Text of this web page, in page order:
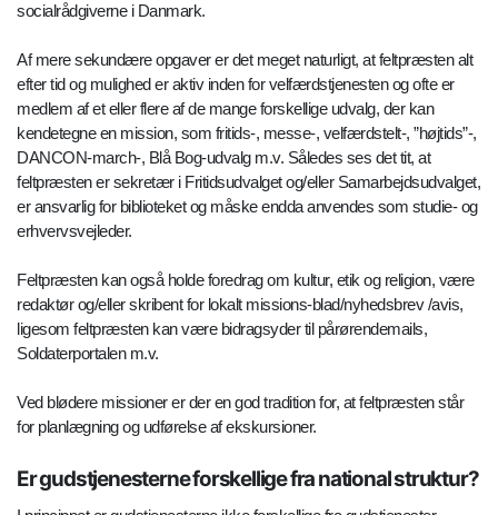
socialrådgiverne i Danmark.
Af mere sekundære opgaver er det meget naturligt, at feltpræsten alt
efter tid og mulighed er aktiv inden for velfærdstjenesten og ofte er
medlem af et eller flere af de mange forskellige udvalg, der kan
kendetegne en mission, som fritids-, messe-, velfærdstelt-, ”højtids”-,
DANCON-march-, Blå Bog-udvalg m.v. Således ses det tit, at
feltpræsten er sekretær i Fritidsudvalget og/eller Samarbejdsudvalget,
er ansvarlig for biblioteket og måske endda anvendes som studie- og
erhvervsvejleder.
Feltpræsten kan også holde foredrag om kultur, etik og religion, være
redaktør og/eller skribent for lokalt missions-blad/nyhedsbrev /avis,
ligesom feltpræsten kan være bidragsyder til pårørendemails,
Soldaterportalen m.v.
Ved blødere missioner er der en god tradition for, at feltpræsten står
for planlægning og udførelse af ekskursioner.
Er gudstjenesterne forskellige fra national struktur?